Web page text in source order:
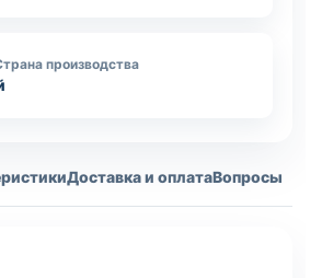
производства
Доставка и оплатаВопросы